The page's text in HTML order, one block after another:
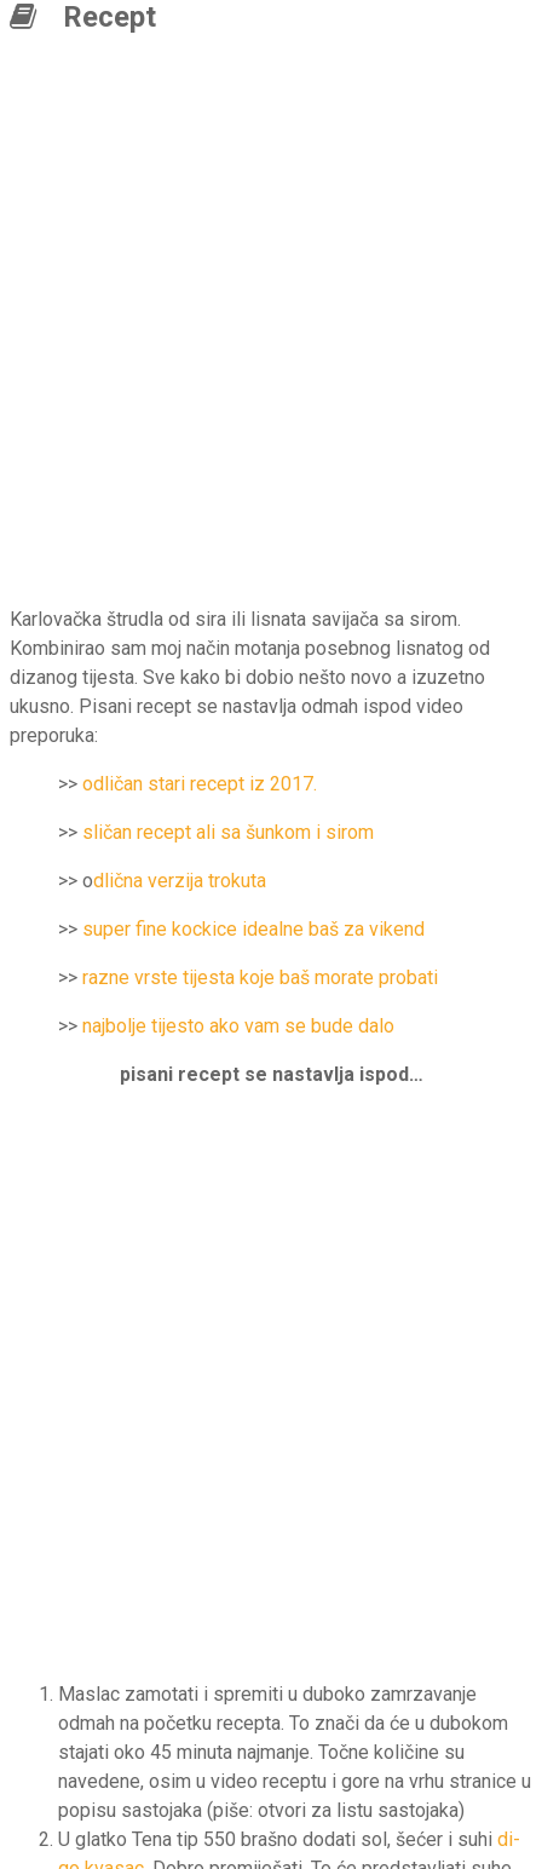
Recept
Karlovačka štrudla od sira ili lisnata savijača sa sirom.
Kombinirao sam moj način motanja posebnog lisnatog od
dizanog tijesta. Sve kako bi dobio nešto novo a izuzetno
ukusno. Pisani recept se nastavlja odmah ispod video
preporuka:
>> odličan stari recept iz 2017.
>> sličan recept ali sa šunkom i sirom
>> odlična verzija trokuta
>> super fine kockice idealne baš za vikend
>> razne vrste tijesta koje baš morate probati
>> najbolje tijesto ako vam se bude dalo
pisani recept se nastavlja ispod…
Maslac zamotati i spremiti u duboko zamrzavanje
odmah na početku recepta. To znači da će u dubokom
stajati oko 45 minuta najmanje. Točne količine su
navedene, osim u video receptu i gore na vrhu stranice u
popisu sastojaka (piše: otvori za listu sastojaka)
U glatko Tena tip 550 brašno dodati sol, šećer i suhi di-